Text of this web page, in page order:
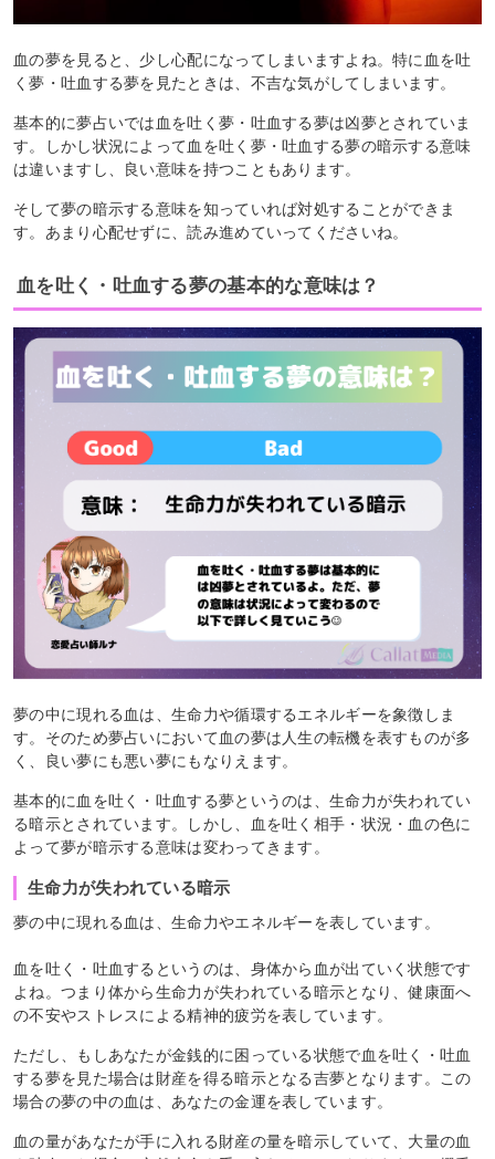
血の夢を見ると、少し心配になってしまいますよね。特に血を吐
く夢・吐血する夢を見たときは、不吉な気がしてしまいます。
基本的に夢占いでは血を吐く夢・吐血する夢は凶夢とされていま
す。しかし状況によって血を吐く夢・吐血する夢の暗示する意味
は違いますし、良い意味を持つこともあります。
そして夢の暗示する意味を知っていれば対処することができま
す。あまり心配せずに、読み進めていってくださいね。
血を吐く・吐血する夢の基本的な意味は？
夢の中に現れる血は、生命力や循環するエネルギーを象徴しま
す。そのため夢占いにおいて血の夢は人生の転機を表すものが多
く、良い夢にも悪い夢にもなりえます。
基本的に血を吐く・吐血する夢というのは、生命力が失われてい
る暗示とされています。しかし、血を吐く相手・状況・血の色に
よって夢が暗示する意味は変わってきます。
生命力が失われている暗示
夢の中に現れる血は、生命力やエネルギーを表しています。
血を吐く・吐血するというのは、身体から血が出ていく状態です
よね。つまり体から生命力が失われている暗示となり、健康面へ
の不安やストレスによる精神的疲労を表しています。
ただし、もしあなたが金銭的に困っている状態で血を吐く・吐血
する夢を見た場合は財産を得る暗示となる吉夢となります。この
場合の夢の中の血は、あなたの金運を表しています。
血の量があなたが手に入れる財産の量を暗示していて、大量の血